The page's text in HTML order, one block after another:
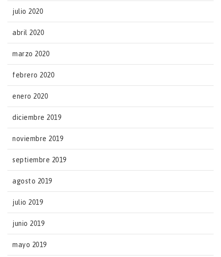
julio 2020
abril 2020
marzo 2020
febrero 2020
enero 2020
diciembre 2019
noviembre 2019
septiembre 2019
agosto 2019
julio 2019
junio 2019
mayo 2019